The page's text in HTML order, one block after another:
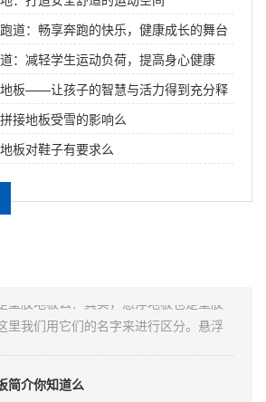
道：畅享奔跑的快乐，健康成长的舞台
：减轻学生运动负荷，提高身心健康
板——让孩子的智慧与活力得到充分释
接地板受雪的影响么
板对鞋子有要求么
地面的悬浮拼装地板
地面的悬浮拼装地板******、无味、防水
菌、绿色环保，不使用任何粘合剂，安
间不再忍受那些对人体有伤害的粘合剂
材料可回收再利用，能制造如塑料盆、
幼儿园室外地面的悬浮拼装地板采用悬
胶地板么
里我们用它们的名字来进行区分。悬浮
事先制作的块状材料，铺设时只需相互
一般是指三元乙丙橡胶，需要现场喷涂
乙丙橡胶颗粒。那么，它们之间有什么